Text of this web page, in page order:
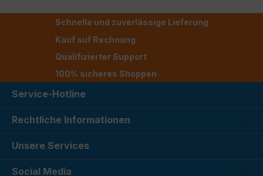
Schnelle und zuverlässige Lieferung
Kauf auf Rechnung
Qualifizierter Support
100% sicheres Shoppen
Service-Hotline
Rechtliche Informationen
Unsere Services
Social Media